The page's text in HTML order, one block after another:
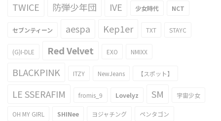
TWICE 防弾少年団 IVE 少女時代 NCT
セブンティーン aespa Kep1er TXT STAYC
(G)I-DLE Red Velvet EXO NMIXX
BLACKPINK ITZY NewJeans 【スポット】
LE SSERAFIM fromis_9 Lovelyz SM 宇宙少女
OH MY GIRL SHINee ヨジャチング ペンタゴン